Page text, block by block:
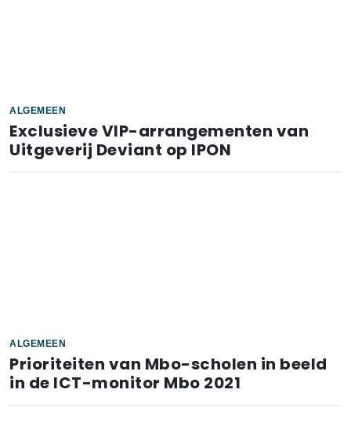
ALGEMEEN
Exclusieve VIP-arrangementen van
Uitgeverij Deviant op IPON
ALGEMEEN
Prioriteiten van Mbo-scholen in beeld
in de ICT-monitor Mbo 2021